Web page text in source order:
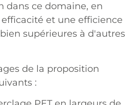
dans ce domaine, en
et une efficience
supérieures à d'autres
de la proposition
: